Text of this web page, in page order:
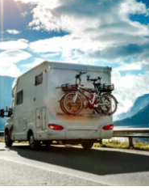
Column
Rogier de Haan